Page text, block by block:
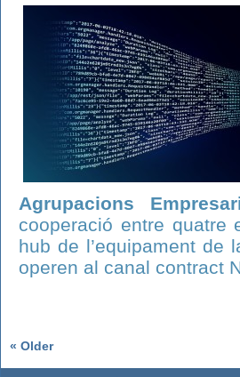
Agrupacions
cooperació entre quatre
hub de l’equipament
operen al canal contract
« Older